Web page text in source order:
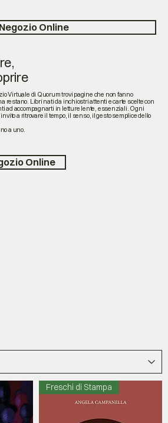
Freschi di Stampa
Negozio Online
Virtuale di Quorum trovi pagine che non fanno
restano. Libri nati da inchiostri attenti e carte scelte con
ad accompagnarti in letture lente, essenziali. Ogni
a ritrovare il tempo, il senso, il gesto semplice dello
a uno.
Online